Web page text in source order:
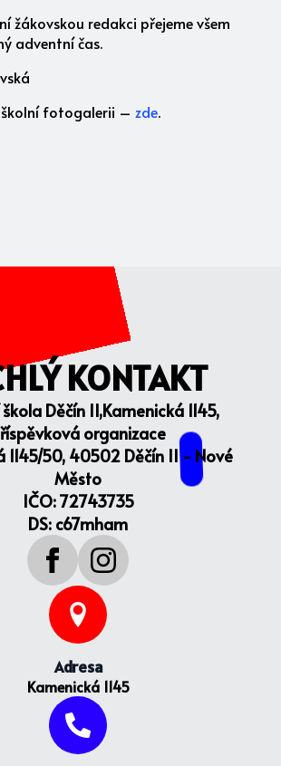
žákovskou redakci přejeme všem
adventní čas.
školní fotogalerii – zde.
KONTAKT
Děčín II,Kamenická 1145,
organizace
1145/50, 40502 Děčín II - Nové
Město
IČO: 72743735
DS: c67mham
Adresa
Kamenická 1145